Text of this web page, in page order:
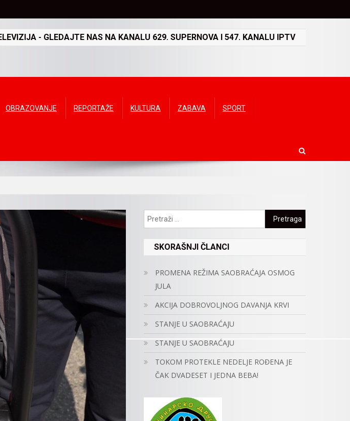
- GLEDAJTE NAS NA KANALU 629. SUPERNOVA I 547. KANALU IPTV
OBRAZOVANJE REPORTAŽE KULTURA ZABAVA SPORT
Pretraga:
SKORAŠNJI ČLANCI
PROMENA REŽIMA SAOBRAĆAJA OSMOG
JULA
AKCIJA DOBROVOLJNOG DAVANJA KRVI
STANJE U SAOBRAĆAJU
STANJE U SAOBRAĆAJU
TOKOM PROTEKLE NEDELJE ROĐENA JE
ČAK DVADESET I JEDNA BEBA!